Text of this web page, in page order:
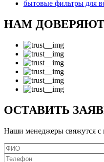
бытовые фильтры для
НАМ ДОВЕРЯЮТ
ОСТАВИТЬ
Наши менеджеры свяжутся с